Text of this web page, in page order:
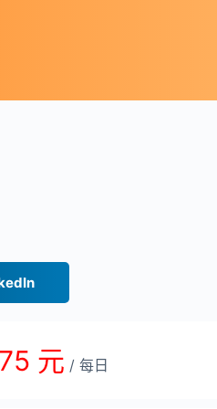
元 / 每日